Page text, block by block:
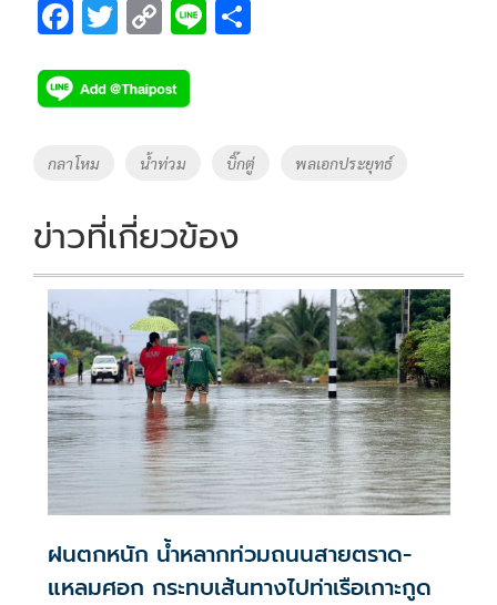
F
e
b
o
k
T
tt
er
C
p
y
Li
k
Li
Tags
กลาโหม น้ำท่วม บิ๊กตู่ พลเอกประยุทธ์
ข่าวที่เกี่ยวข้อง
ฝนตกหนัก น้ำหลากท่วมถนนสายตราด-
แหลมศอก กระทบเส้นทางไปท่าเรือเกาะกูด